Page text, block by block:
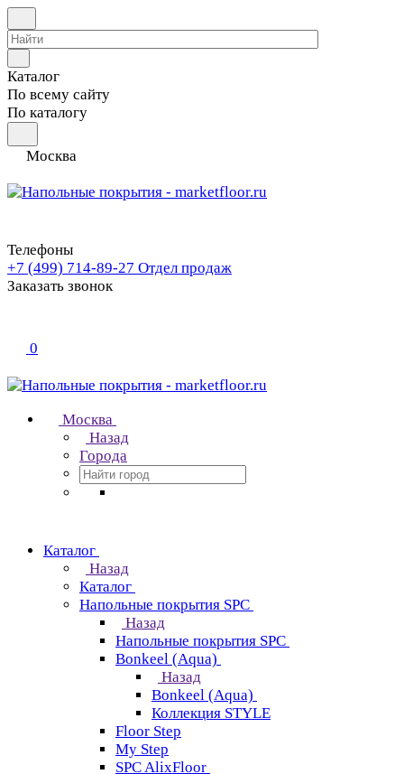
Каталог
По всему сайту
По каталогу
Москва
Телефоны
+7 (499) 714-89-27 Отдел продаж
Заказать звонок
0
Москва
Назад
Города
Каталог
Назад
Каталог
Напольные покрытия SPC
Назад
Напольные покрытия SPC
Bonkeel (Aqua)
Назад
Bonkeel (Aqua)
Коллекция STYLE
Floor Step
My Step
SPC AlixFloor